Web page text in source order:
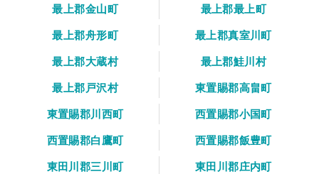
最上郡金山町
最上郡最上町
最上郡舟形町
最上郡真室川町
最上郡大蔵村
最上郡鮭川村
最上郡戸沢村
東置賜郡高畠町
東置賜郡川西町
西置賜郡小国町
西置賜郡白鷹町
西置賜郡飯豊町
東田川郡三川町
東田川郡庄内町